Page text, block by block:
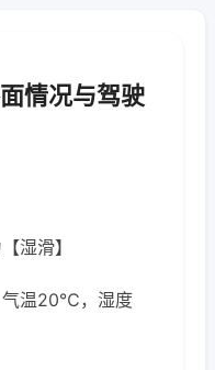
情况与驾驶
湿滑】
气温20℃，湿度